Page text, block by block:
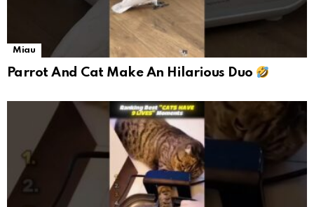
Miau
Parrot And Cat Make An Hilarious Duo